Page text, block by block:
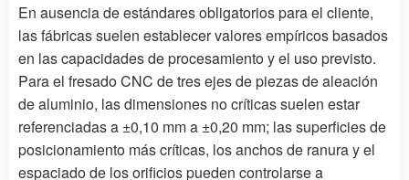
En ausencia de estándares obligatorios para el cliente,
las fábricas suelen establecer valores empíricos basados
en las capacidades de procesamiento y el uso previsto.
Para el fresado CNC de tres ejes de piezas de aleación
de aluminio, las dimensiones no críticas suelen estar
referenciadas a ±0,10 mm a ±0,20 mm; las superficies de
posicionamiento más críticas, los anchos de ranura y el
espaciado de los orificios pueden controlarse a